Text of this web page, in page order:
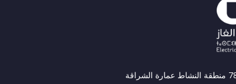
قسم 04 مجموعة ملكية 788 منطقة النشاط عمارة الشراقة